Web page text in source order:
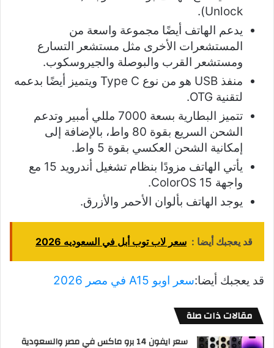
Unlock).
يدعم الهاتف أيضًا مجموعة واسعة من
المستشعرات الأخرى مثل مستشعر التسارع
ومستشعر القرب والبوصلة والجيروسكوب.
منفذ USB هو من نوع Type C ويتميز أيضًا بدعمه
لتقنية OTG.
تتميز البطارية بسعة 7000 مللي أمبير وتدعم
الشحن السريع بقوة 80 واط، بالإضافة إلى
إمكانية الشحن العكسي بقوة 5 واط.
يأتي الهاتف مزودًا بنظام تشغيل أندرويد 15 مع
واجهة ColorOS 15.
يوجد الهاتف بألوان الأحمر والأزرق.
قد يعجبك أيضا : سعر لاب توب أبل في السعوديه 2026
قد يعجبك أيضا:سعر اوبو A15 في مصر 2026
مقالات ذات صلة
سعر ايفون 14 برو ماكس في مصر والسعودية